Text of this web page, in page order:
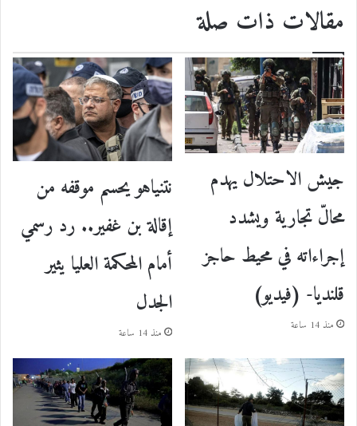
مقالات ذات صلة
جيش الاحتلال يهدم
محالّ تجارية ويشدد
إجراءاته في محيط حاجز
قلنديا- (فيديو)
منذ 14 ساعة
نتنياهو يحسم موقفه من
إقالة بن غفير.. رد رسمي
أمام المحكمة العليا يثير
الجدل
منذ 14 ساعة